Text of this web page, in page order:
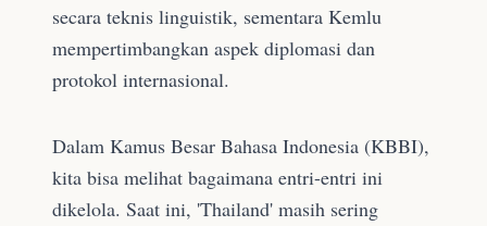
secara teknis linguistik, sementara Kemlu
mempertimbangkan aspek diplomasi dan
protokol internasional.
Dalam Kamus Besar Bahasa Indonesia (KBBI),
kita bisa melihat bagaimana entri-entri ini
dikelola. Saat ini, 'Thailand' masih sering